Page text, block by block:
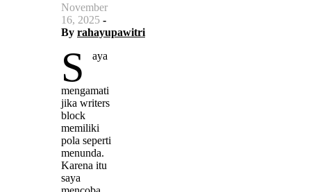
November
16, 2025 -
By rahayupawitri
S aya
mengamati
jika writers
block
memiliki
pola seperti
menunda.
Karena itu
saya